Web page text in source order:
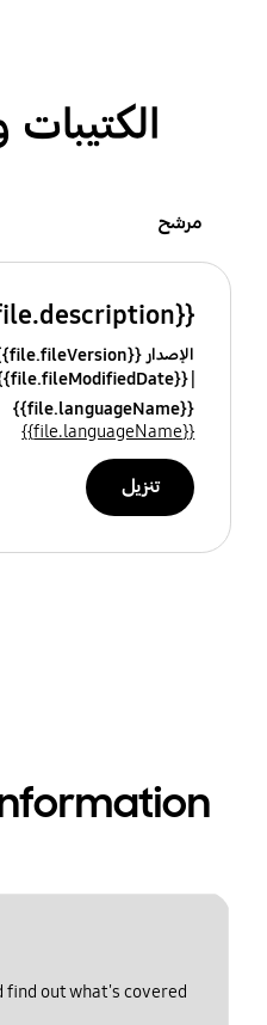
الكتيبات
مرشح
{{file.description}}
الإصدار {{file.fileVersion}}
{{file.fileModifiedDate}}
{{file.languageName}}
{{file.languageName}}
تنزيل
find out what's covered